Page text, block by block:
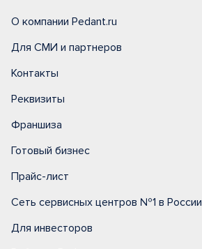
О компании Pedant.ru
Для СМИ и партнеров
Контакты
Реквизиты
Франшиза
Готовый бизнес
Прайс-лист
Сеть сервисных центров №1 в России
Для инвесторов